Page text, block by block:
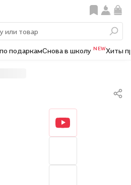
подаркамСнова в школу NEWХиты